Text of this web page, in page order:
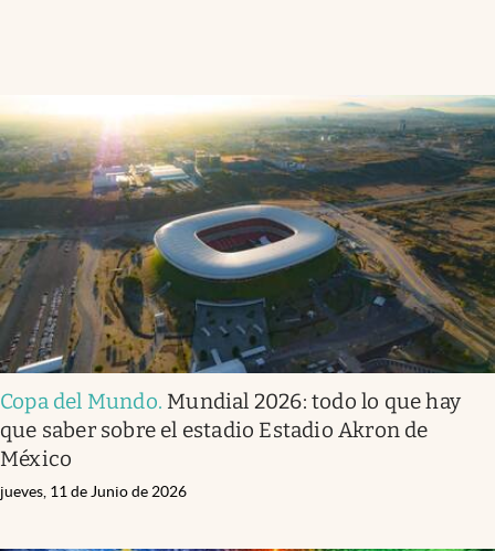
Copa del Mundo. Mundial 2026: todo lo que hay
que saber sobre el estadio Estadio Akron de
México
jueves, 11 de Junio de 2026